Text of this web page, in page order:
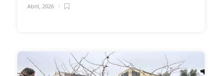
Abril, 2026